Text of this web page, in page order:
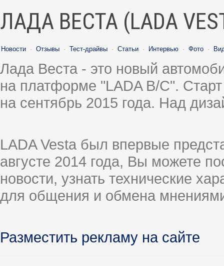
ЛАДА ВЕСТА (LADA
Новости · Отзывы · Тест-драйвы · Статьи · Интервью · Фото ·
Лада Веста - это новый
на платформе "LADA B/C".
на сентябрь 2015 года. Над
LADA Vesta был впервые
августе 2014 года, Вы можете
новости, узнать технические
для общения и обмена
Разместить рекламу на сайте